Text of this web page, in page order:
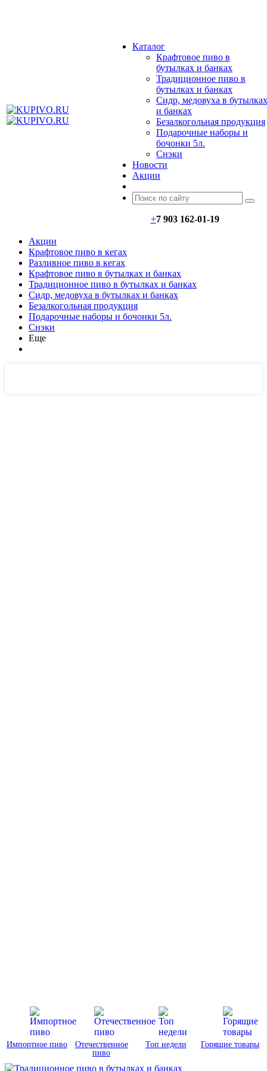
Каталог
Крафтовое пиво в
бутылках и банках
Традиционное пиво в
бутылках и банках
Сидр, медовуха в бутылках
и банках
Безалкогольная продукция
Подарочные наборы и
бочонки 5л.
Снэки
Новости
Акции
+7 903 162-01-19
Акции
Крафтовое пиво в кегах
Разливное пиво в кегах
Крафтовое пиво в бутылках и банках
Традиционное пиво в бутылках и банках
Сидр, медовуха в бутылках и банках
Безалкогольная продукция
Подарочные наборы и бочонки 5л.
Снэки
Еще
Импортное пиво
Отечественное
пиво
Топ недели Горящие товары